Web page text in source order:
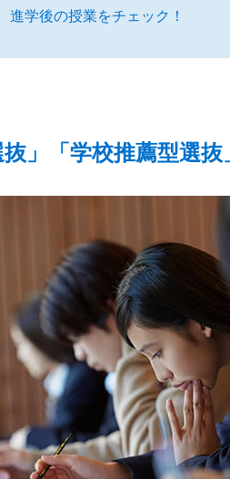
進学後の授業をチェック！
抜」「学校推薦型選